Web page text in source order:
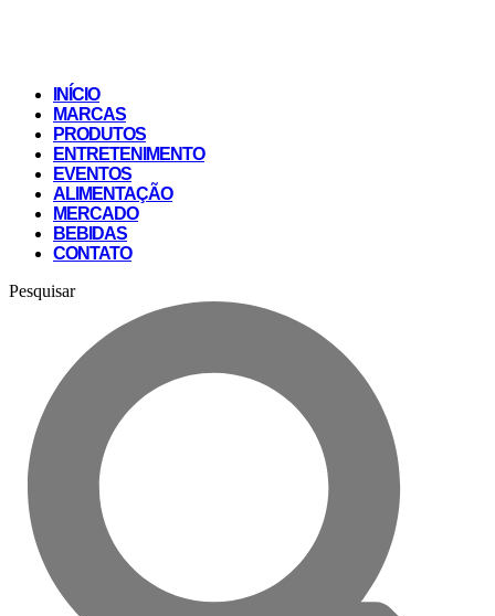
INÍCIO
MARCAS
PRODUTOS
ENTRETENIMENTO
EVENTOS
ALIMENTAÇÃO
MERCADO
BEBIDAS
CONTATO
Pesquisar